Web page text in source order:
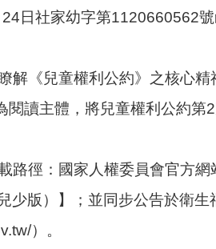
日社家幼字第1120660562號
解《兒童權利公約》之核心
讀主體，將兒童權利公約第
路徑：國家人權委員會官方
少版）】；並同步公告於衛
）。